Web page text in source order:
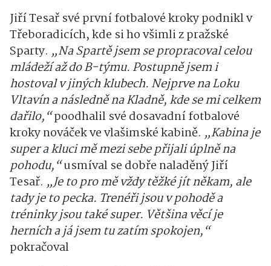
Jiří Tesař své první fotbalové kroky podnikl v
Třeboradicích, kde si ho všimli z pražské
Sparty. „Na Spartě jsem se propracoval celou
mládeží až do B-týmu. Postupně jsem i
hostoval v jiných klubech. Nejprve na Loku
Vltavín a následně na Kladně, kde se mi celkem
dařilo,“poodhalil své dosavadní fotbalové
kroky nováček ve vlašimské kabině. „Kabina je
super a kluci mě mezi sebe přijali úplně na
pohodu,“usmíval se dobře naladěný Jiří
Tesař. „Je to pro mě vždy těžké jít někam, ale
tady je to pecka. Trenéři jsou v pohodě a
tréninky jsou také super. Většina věcí je
herních a já jsem tu zatím spokojen,“
pokračoval